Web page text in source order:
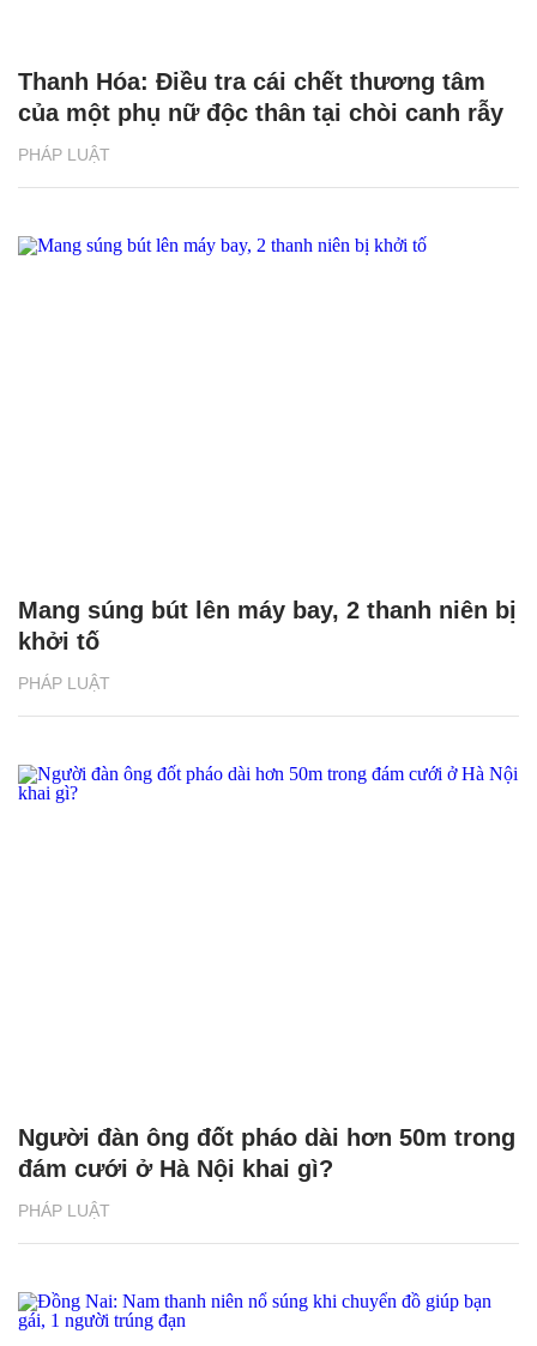
PHÁP LUẬT
Thanh Hóa: Điều tra cái chết thương tâm
của một phụ nữ độc thân tại chòi canh rẫy
PHÁP LUẬT
Mang súng bút lên máy bay, 2 thanh niên bị
khởi tố
PHÁP LUẬT
Người đàn ông đốt pháo dài hơn 50m trong
đám cưới ở Hà Nội khai gì?